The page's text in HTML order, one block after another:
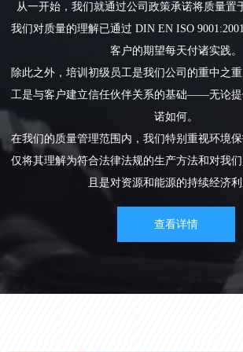
从一开始，我们就通过公司政策承诺将质量置
我们对质量的理解已通过 DIN EN ISO
客户的期望每天付诸实践。
除此之外，培训初级员工是我们公司的重中之
工是与客户建立信任伙伴关系的基础——无论
诺如何。
在我们的质量管理范围内，我们特别重视环境
仅将其理解为符合法律法规的生产方法和对我
且是对资源和能源的持续经济利
查看详情